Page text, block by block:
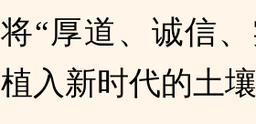
将“厚道、诚信
植入新时代的土壤